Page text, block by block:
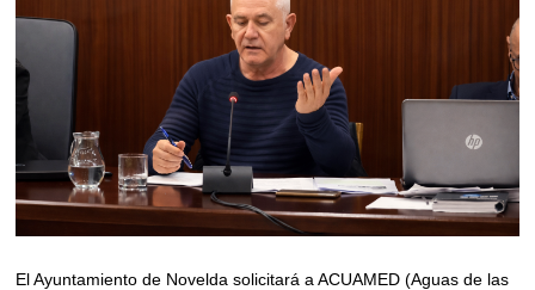
El Ayuntamiento de Novelda solicitará a ACUAMED (Aguas de las